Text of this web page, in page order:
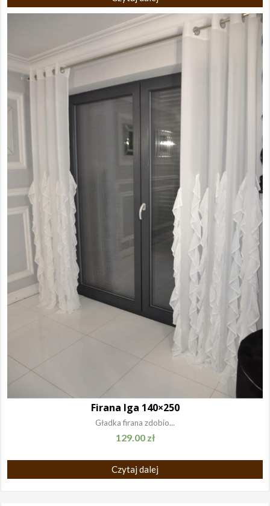
Firana Iga 140×250
Gładka firana zdobio...
129.00 zł
Czytaj dalej